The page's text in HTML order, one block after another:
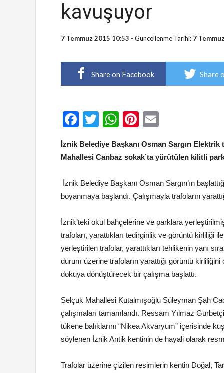
kavuşuyor
7 Temmuz 2015 10:53 - Guncellenme Tarihi: 7
Share on Facebook Share
Facebook
TwitterWhatsApp
Pinterest
İznik Belediye Başkanı Osman Sargın
Mahallesi Canbaz sokak’ta yürütülen kilitli
İznik Belediye Başkanı Osman Sargın’ın
boyanmaya başlandı. Çalışmayla trafoların
İznik’teki okul bahçelerine ve parklara
trafoları, yarattıkları tedirginlik ve görüntü kirliliği
yerleştirilen trafolar, yarattıkları tehlikenin yanı
durum üzerine trafoların yarattığı görüntü
dokuya dönüştürecek bir çalışma başlattı.
Selçuk Mahallesi Kutalmışoğlu Süleyman Şah
çalışmaları tamamlandı. Ressam Yılmaz
tükene balıklarını “Nikea Akvaryum” içerisinde
söylenen İznik Antik kentinin de hayali olarak
Trafolar üzerine çizilen resimlerin kentin Doğal,